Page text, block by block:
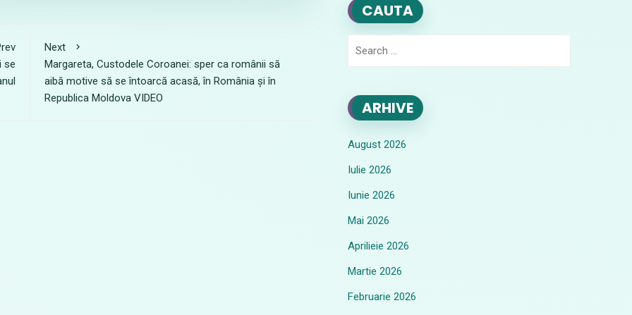
se
Next
Margareta, Custodele Coroanei: sper ca românii să
aibă motive să se întoarcă acasă, în România și în
Republica Moldova VIDEO
CAUTA
ARHIVE
August 2026
Iulie 2026
Iunie 2026
Mai 2026
Aprilieie 2026
Martie 2026
Februarie 2026